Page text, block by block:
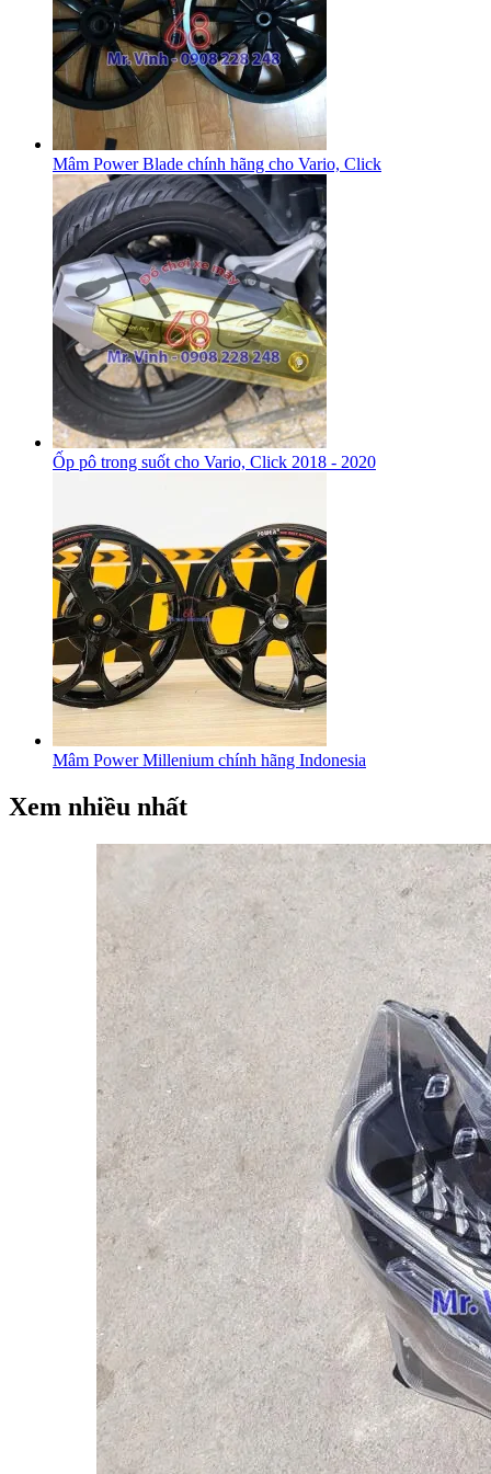
Mâm Power Blade chính hãng cho Vario, Click
Ốp pô trong suốt cho Vario, Click 2018 - 2020
Mâm Power Millenium chính hãng Indonesia
Xem nhiều nhất